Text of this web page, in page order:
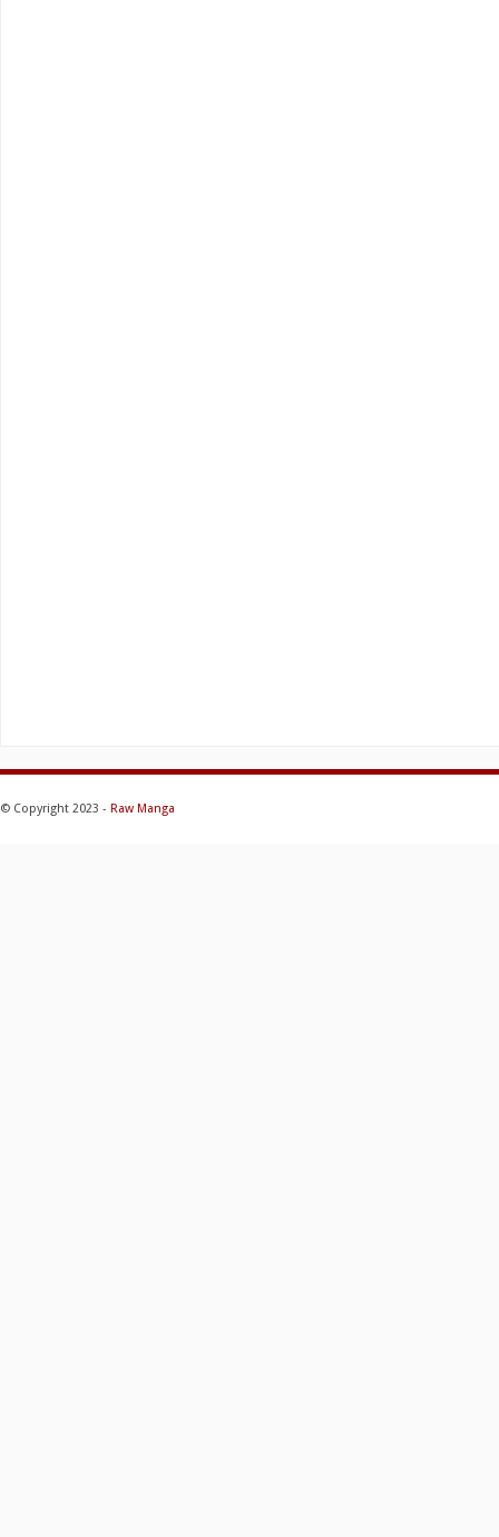
© Copyright 2023 - Raw Manga